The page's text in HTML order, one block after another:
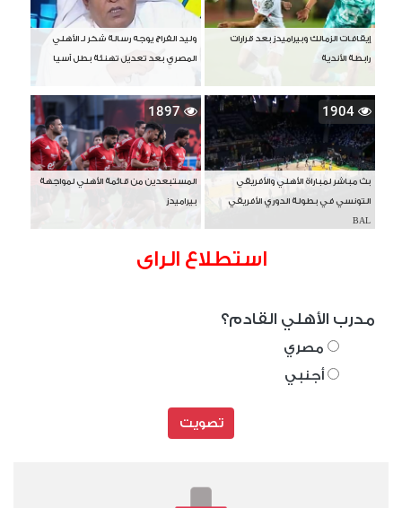
إيقافات الزمالك وبيراميدز بعد قرارات
رابطة الأندية
وليد الفراج يوجه رسالة شكر لـ الأهلي
المصري بعد تعديل تهنئة بطل آسيا
1904
بث مباشر لمباراة الأهلي والأفريقي
التونسي في بطولة الدوري الأفريقي
BAL
1897
المستبعدين من قائمة الأهلي لمواجهة
بيراميدز
استطلاع الراى
مدرب الأهلي القادم؟
مصري
أجنبي
تصويت